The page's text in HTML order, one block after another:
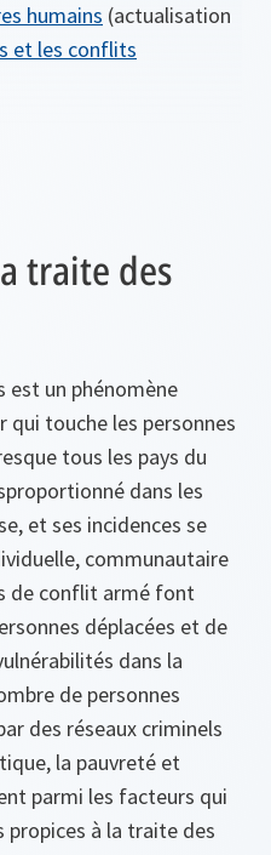
humains (actualisation
et les conflits
traite des
est un phénomène
qui touche les personnes
tous les pays du
dans les
et ses incidences se
communautaire
de conflit armé font
déplacées et de
dans la
de personnes
des réseaux criminels
la pauvreté et
parmi les facteurs qui
propices à la traite des